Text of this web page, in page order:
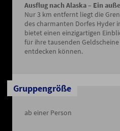
Ausflug nach Alaska – Ein
Nur 3 km entfernt liegt die
des charmanten Dorfes Hyder
bietet einen einzigartigen
für ihre tausenden
entdecken können.
Gruppengröße
ab einer Person